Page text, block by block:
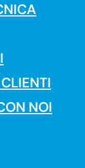
NOI